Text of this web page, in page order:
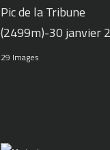
Pic de la Tribune
(2499m)-30 janvier
29 Images